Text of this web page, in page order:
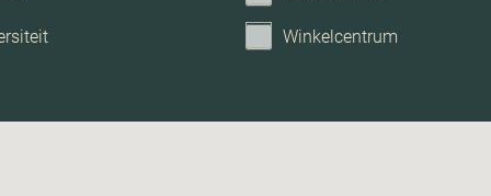
Winkelcentrum